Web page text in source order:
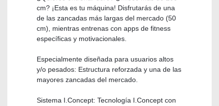
cm? ¡Esta es tu máquina! Disfrutarás de una
de las zancadas más largas del mercado (50
cm), mientras entrenas con apps de fitness
específicas y motivacionales.
Especialmente diseñada para usuarios altos
y/o pesados: Estructura reforzada y una de las
mayores zancadas del mercado.
Sistema I.Concept: Tecnología I.Concept con